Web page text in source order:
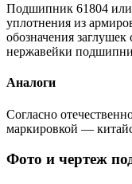
Подшипник 61804 или
уплотнения из
обозначения
нержавейки
Аналоги
Согласно
маркировкой —
Фото и чертеж